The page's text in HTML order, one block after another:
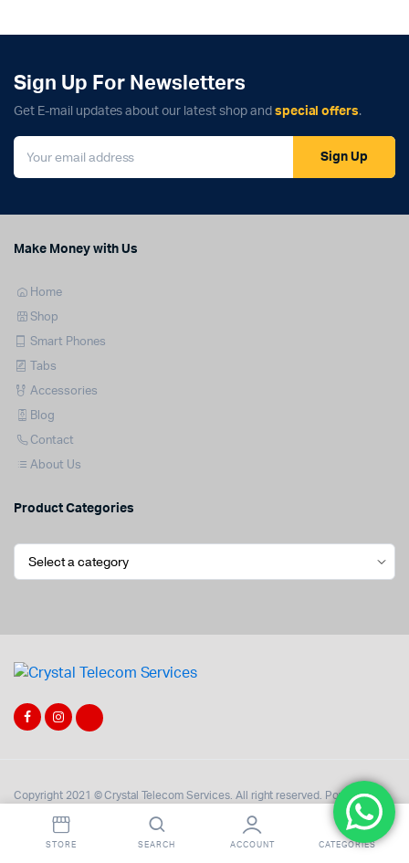
Sign Up For Newsletters
Get E-mail updates about our latest shop and special offers.
Sign Up
Make Money with Us
Home
Shop
Smart Phones
Tabs
Accessories
Blog
Contact
About Us
Product Categories
Copyright 2021 © Crystal Telecom Services. All right reserved. Powered by
STORE SEARCH ACCOUNT CATEGORIES